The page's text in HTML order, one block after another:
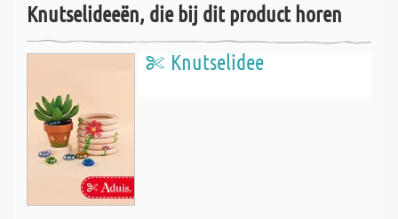
Knutselideeën, die bij dit product horen
Knutselidee